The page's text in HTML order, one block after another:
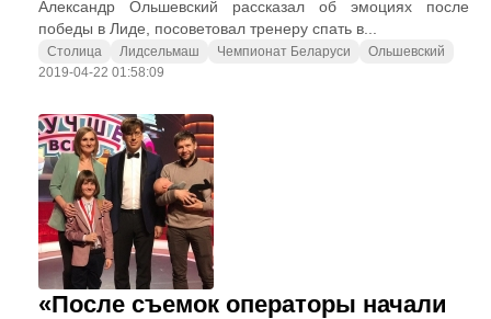
Александр Ольшевский рассказал об эмоциях после
победы в Лиде, посоветовал тренеру спать в...
Столица Лидсельмаш Чемпионат Беларуси
Ольшевский
2019-04-22 01:58:09
«После съемок операторы начали